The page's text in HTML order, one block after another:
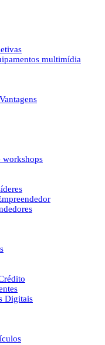
multimídia
workshops
Digitais